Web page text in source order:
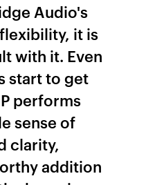
Audio's
it is
with it. Even
start to get
performs
sense of
clarity,
addition